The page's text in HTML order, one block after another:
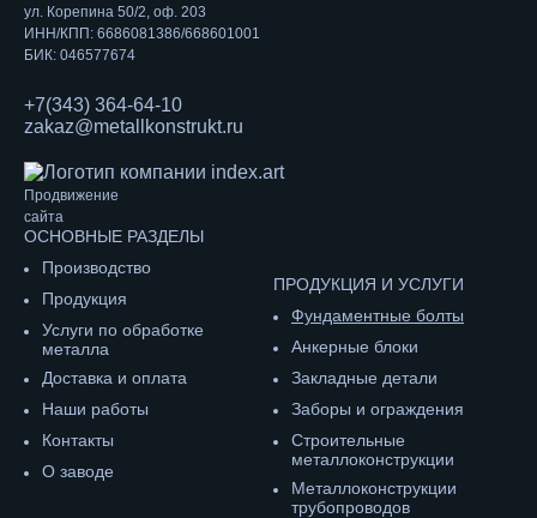
ул. Корепина 50/2, оф. 203
ИНН/КПП: 6686081386/668601001
БИК: 046577674
+7(343) 364-64-10
zakaz@metallkonstrukt.ru
Продвижение
сайта
ОСНОВНЫЕ РАЗДЕЛЫ
Производство
Продукция
Услуги по обработке
металла
Доставка и оплата
Наши работы
Контакты
О заводе
ПРОДУКЦИЯ И УСЛУГИ
Фундаментные болты
Анкерные блоки
Закладные детали
Заборы и ограждения
Строительные
металлоконструкции
Металлоконструкции
трубопроводов